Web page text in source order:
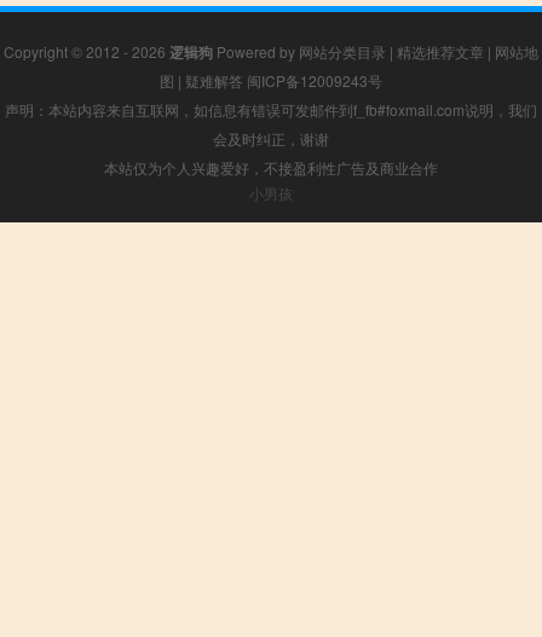
Copyright © 2012 - 2026 逻辑狗 Powered by 网站分类目录 | 精选推荐文章 | 网站地
图 | 疑难解答 闽ICP备12009243号
声明：本站内容来自互联网，如信息有错误可发邮件到f_fb#foxmail.com说明，我们
会及时纠正，谢谢
本站仅为个人兴趣爱好，不接盈利性广告及商业合作
小男孩